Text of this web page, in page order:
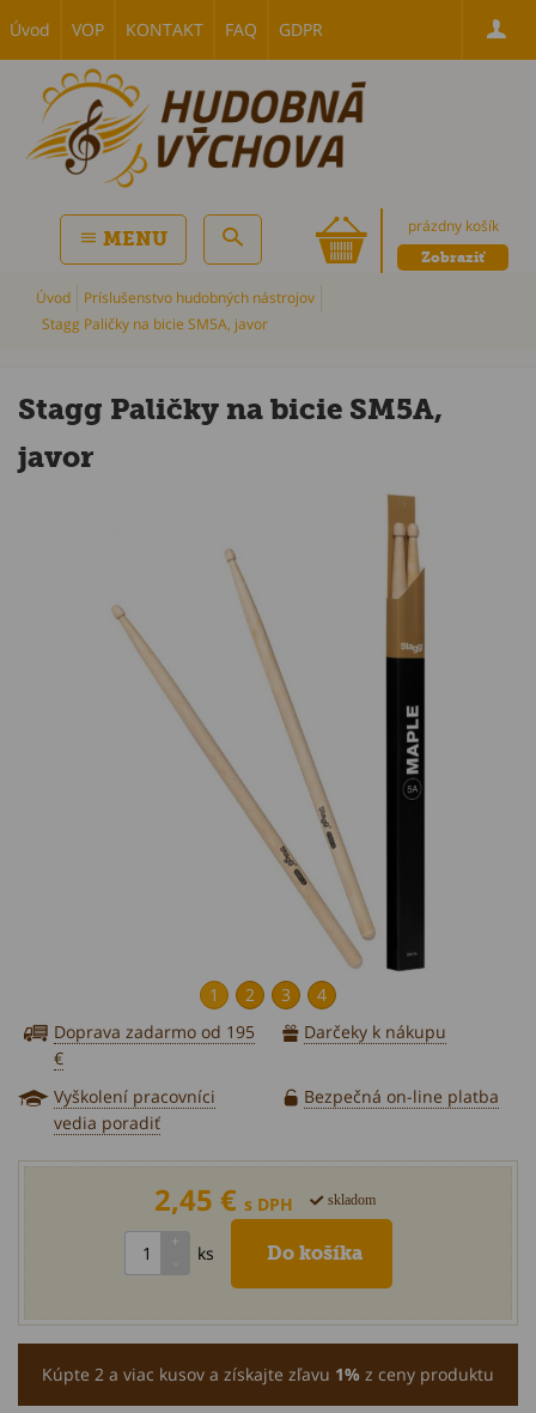
Úvod VOP KONTAKT FAQ GDPR
prázdny košík
Zobraziť
MENU
Úvod
Príslušenstvo hudobných nástrojov
Stagg Paličky na bicie SM5A, javor
Stagg Paličky na bicie SM5A,
javor
1 2 3
4
Doprava zadarmo od 195
€
Darčeky k nákupu
Vyškolení pracovníci
vedia poradiť
Bezpečná on-line platba
2,45 € s DPH skladom
ks
Kúpte 2 a viac kusov a získajte zľavu 1% z ceny produktu